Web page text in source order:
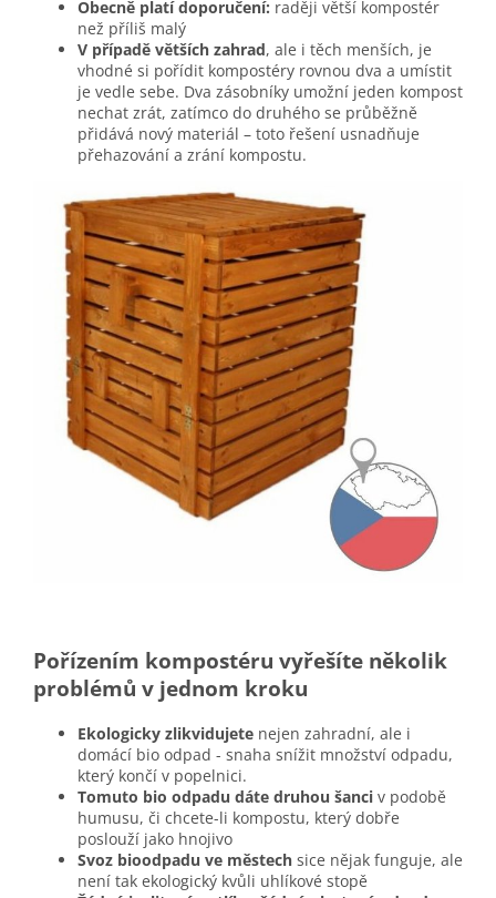
Obecně platí doporučení: raději větší kompostér
než příliš malý
V případě větších zahrad, ale i těch menších, je
vhodné si pořídit kompostéry rovnou dva a umístit
je vedle sebe. Dva zásobníky umožní jeden kompost
nechat zrát, zatímco do druhého se průběžně
přidává nový materiál – toto řešení usnadňuje
přehazování a zrání kompostu.
Pořízením kompostéru vyřešíte několik
problémů v jednom kroku
Ekologicky zlikvidujete nejen zahradní, ale i
domácí bio odpad - snaha snížit množství odpadu,
který končí v popelnici.
Tomuto bio odpadu dáte druhou šanci v podobě
humusu, či chcete-li kompostu, který dobře
poslouží jako hnojivo
Svoz bioodpadu ve městech sice nějak funguje, ale
není tak ekologický kvůli uhlíkové stopě